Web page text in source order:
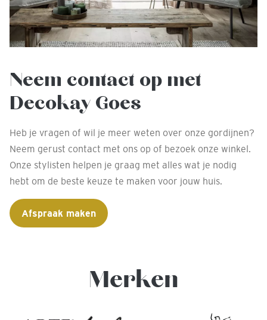
Neem contact op met
Decokay Goes
Heb je vragen of wil je meer weten over onze gordijnen?
Neem gerust contact met ons op of bezoek onze winkel.
Onze stylisten helpen je graag met alles wat je nodig
hebt om de beste keuze te maken voor jouw huis.
Afspraak maken
Merken